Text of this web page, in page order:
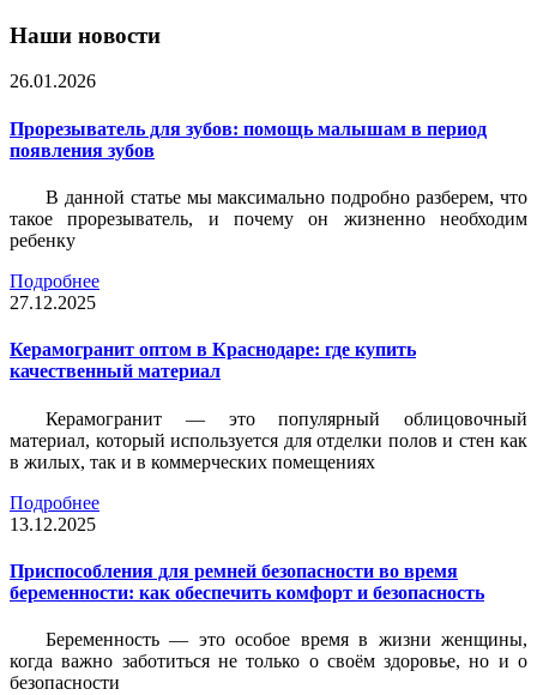
Наши новости
26.01.2026
Прорезыватель для зубов: помощь малышам в период
появления зубов
В данной статье мы максимально подробно разберем, что
такое прорезыватель, и почему он жизненно необходим
ребенку
Подробнее
27.12.2025
Керамогранит оптом в Краснодаре: где купить
качественный материал
Керамогранит — это популярный облицовочный
материал, который используется для отделки полов и стен как
в жилых, так и в коммерческих помещениях
Подробнее
13.12.2025
Приспособления для ремней безопасности во время
беременности: как обеспечить комфорт и безопасность
Беременность — это особое время в жизни женщины,
когда важно заботиться не только о своём здоровье, но и о
безопасности